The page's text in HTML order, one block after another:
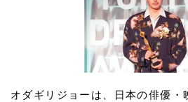
オダギリジョーは、日本の俳優・